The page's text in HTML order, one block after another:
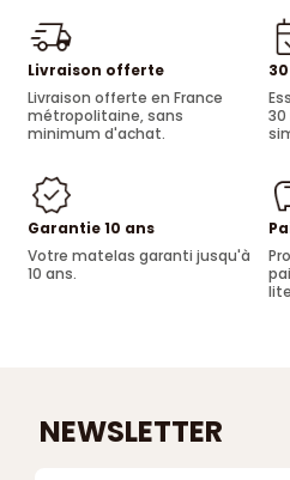
Livraison offerte
Livraison offerte en France
métropolitaine, sans
minimum d'achat.
Garantie 10 ans
Votre matelas garanti jusqu'à
10 ans.
NEWSLETTER